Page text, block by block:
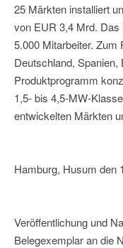
25 Märkten installiert
von EUR 3,4 Mrd.
5.000 Mitarbeiter. Zum
Deutschland, Spanien,
Produktprogramm
1,5- bis 4,5-MW-
entwickelten Märkten
Hamburg, Husum den
Veröffentlichung und
Belegexemplar an die